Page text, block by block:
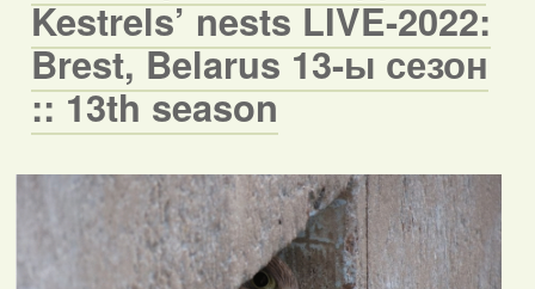
Kestrels’ nests LIVE-2022:
Brest, Belarus 13-ы сезон
:: 13th season